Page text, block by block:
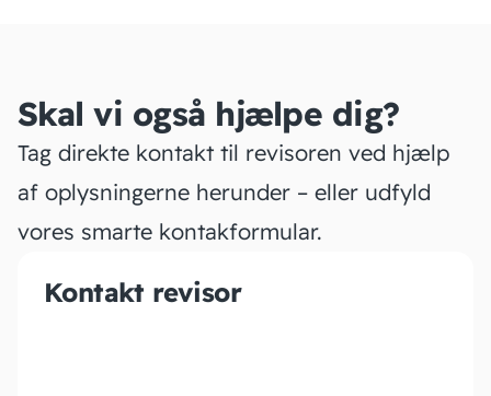
Skal vi også hjælpe dig?
Tag direkte kontakt til revisoren ved hjælp
af oplysningerne herunder – eller udfyld
vores smarte kontakformular.
Kontakt revisor